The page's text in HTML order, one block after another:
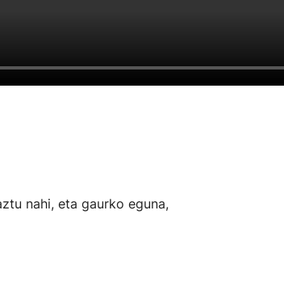
nahi, eta gaurko eguna,